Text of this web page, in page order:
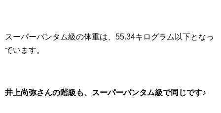
スーパーバンタム級の体重は、55.34キログラム以下となっ
ています。
井上尚弥さんの階級も、スーパーバンタム級で同じです♪